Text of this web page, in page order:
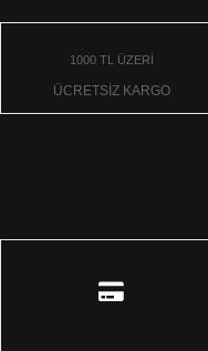
1000 TL ÜZERİ
ÜCRETSİZ KARGO